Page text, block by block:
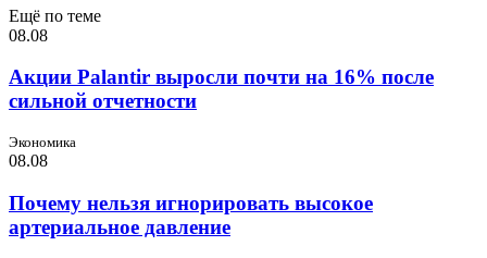
Ещё по теме
08.08
Акции Palantir выросли почти на 16% после
сильной отчетности
Экономика
08.08
Почему нельзя игнорировать высокое
артериальное давление